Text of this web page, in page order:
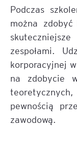
Podczas
można
zespołami.
korporacyjnej
na zdobycie
pewnością
zawodową.